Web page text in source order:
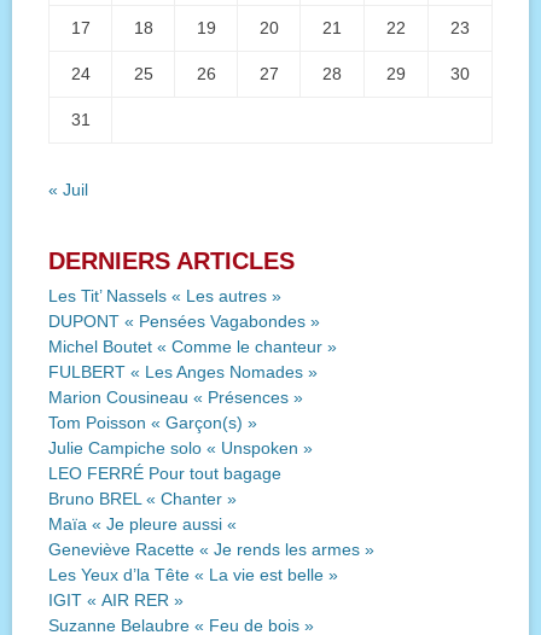
17 18 19 20 21 22 23
24 25 26 27 28 29 30
31
« Juil
DERNIERS ARTICLES
Les Tit’ Nassels « Les autres »
DUPONT « Pensées Vagabondes »
Michel Boutet « Comme le chanteur »
FULBERT « Les Anges Nomades »
Marion Cousineau « Présences »
Tom Poisson « Garçon(s) »
Julie Campiche solo « Unspoken »
LEO FERRÉ Pour tout bagage
Bruno BREL « Chanter »
Maïa « Je pleure aussi «
Geneviève Racette « Je rends les armes »
Les Yeux d’la Tête « La vie est belle »
IGIT « AIR RER »
Suzanne Belaubre « Feu de bois »